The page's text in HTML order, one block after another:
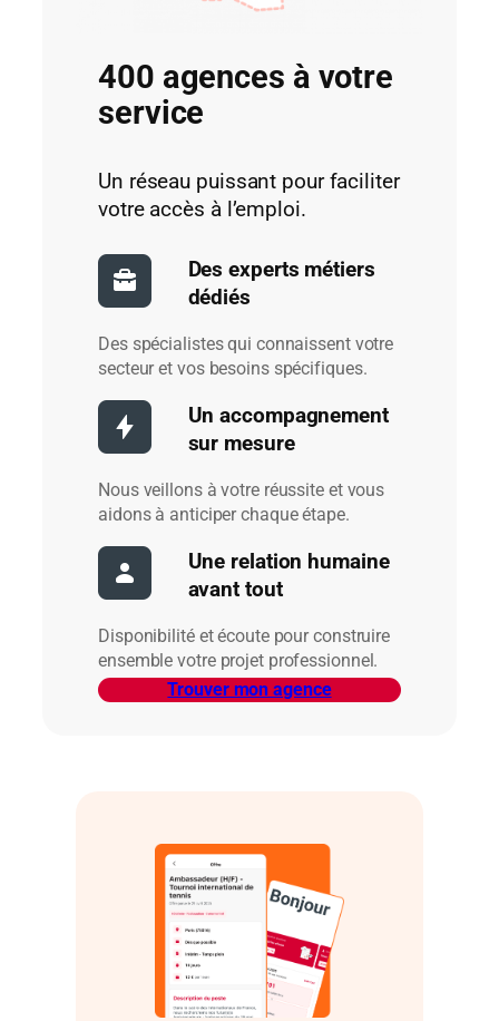
400 agences à votre
service
Un réseau puissant pour faciliter
votre accès à l’emploi.
Des experts métiers
dédiés
Des spécialistes qui connaissent votre
secteur et vos besoins spécifiques.
Un accompagnement
sur mesure
Nous veillons à votre réussite et vous
aidons à anticiper chaque étape.
Une relation humaine
avant tout
Disponibilité et écoute pour construire
ensemble votre projet professionnel.
Trouver mon agence